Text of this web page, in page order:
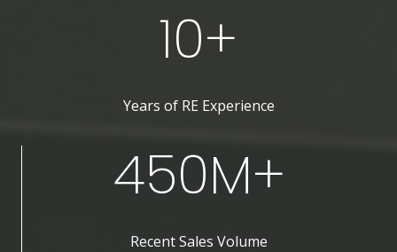
10+
Years of RE Experience
450M+
Recent Sales Volume